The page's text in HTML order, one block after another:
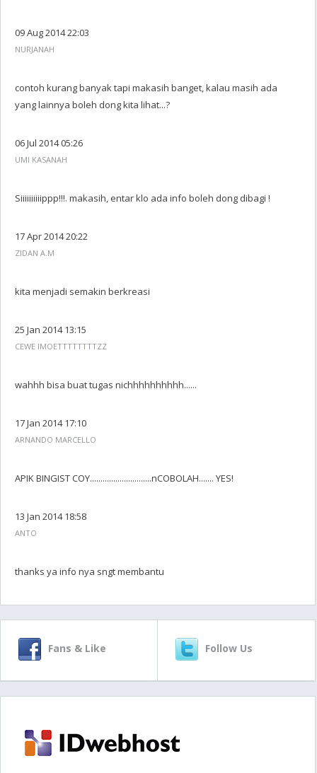
09 Aug 2014 22:03
NURJANAH
contoh kurang banyak tapi makasih banget, kalau masih ada
yang lainnya boleh dong kita lihat...?
06 Jul 2014 05:26
UMI KASANAH
Siiiiiiiiiippp!!!. makasih, entar klo ada info boleh dong dibagi !
17 Apr 2014 20:22
ZIDAN A.M
kita menjadi semakin berkreasi
25 Jan 2014 13:15
CEWE IMOETTTTTTTTZZ
wahhh bisa buat tugas nichhhhhhhhhh......
17 Jan 2014 17:10
ARNANDO MARCELLO
APIK BINGIST COY.............................nCOBOLAH....... YES!
13 Jan 2014 18:58
ANTO
thanks ya info nya sngt membantu
Fans & Like Follow Us